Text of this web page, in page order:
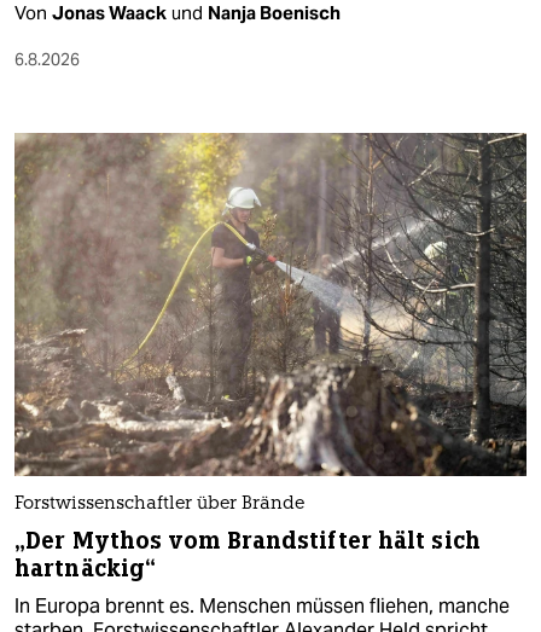
Von Jonas Waack und Nanja Boenisch
6.8.2026
Forstwissenschaftler über Brände
„Der Mythos vom Brandstifter hält sich
hartnäckig“
In Europa brennt es. Menschen müssen fliehen, manche